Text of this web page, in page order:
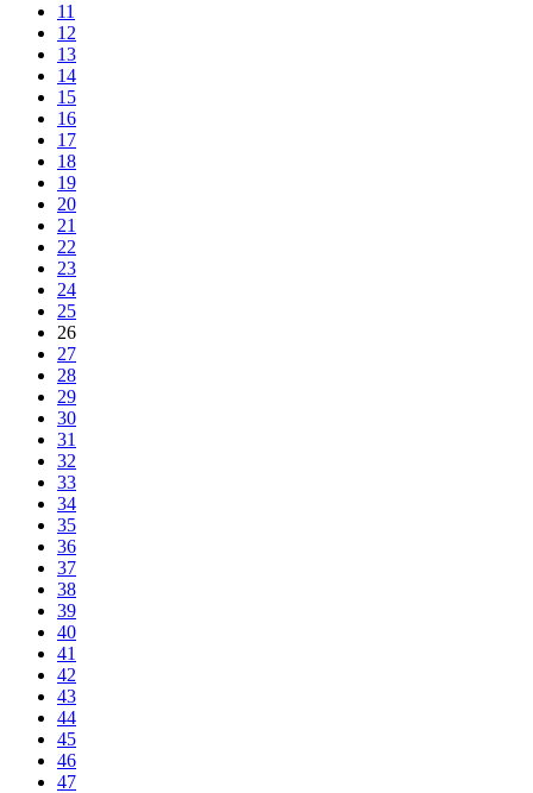
11
12
13
14
15
16
17
18
19
20
21
22
23
24
25
26
27
28
29
30
31
32
33
34
35
36
37
38
39
40
41
42
43
44
45
46
47